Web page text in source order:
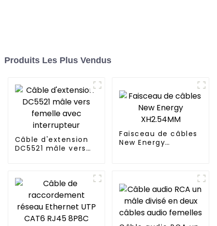
Produits Les Plus Vendus
Câble d'extension
DC5521 mâle vers
Faisceau de câbles
New Energy